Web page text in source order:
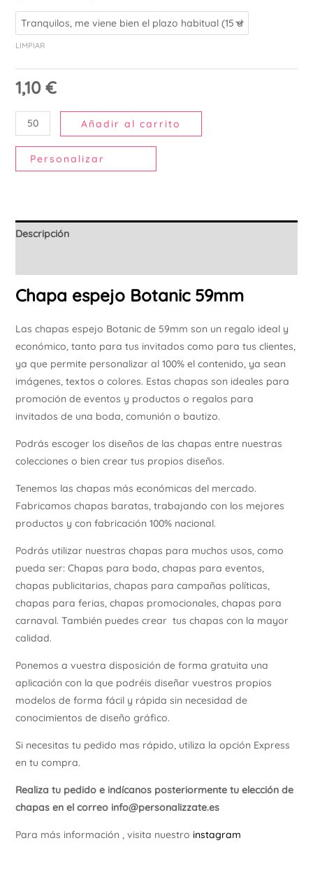
LIMPIAR
1,10 €
Añadir al carrito
Personalizar
Descripción
Chapa espejo Botanic 59mm
Las chapas espejo Botanic de 59mm son un regalo ideal y
económico, tanto para tus invitados como para tus clientes,
ya que permite personalizar al 100% el contenido, ya sean
imágenes, textos o colores. Estas chapas son ideales para
promoción de eventos y productos o regalos para
invitados de una boda, comunión o bautizo.
Podrás escoger los diseños de las chapas entre nuestras
colecciones o bien crear tus propios diseños.
Tenemos las chapas más económicas del mercado.
Fabricamos chapas baratas, trabajando con los mejores
productos y con fabricación 100% nacional.
Podrás utilizar nuestras chapas para muchos usos, como
pueda ser: Chapas para boda, chapas para eventos,
chapas publicitarias, chapas para campañas políticas,
chapas para ferias, chapas promocionales, chapas para
carnaval. También puedes crear tus chapas con la mayor
calidad.
Ponemos a vuestra disposición de forma gratuita una
aplicación con la que podréis diseñar vuestros propios
modelos de forma fácil y rápida sin necesidad de
conocimientos de diseño gráfico.
Si necesitas tu pedido mas rápido, utiliza la opción Express
en tu compra.
Realiza tu pedido e indícanos posteriormente tu elección de
chapas en el correo info@personalizzate.es
Para más información , visita nuestro instagram